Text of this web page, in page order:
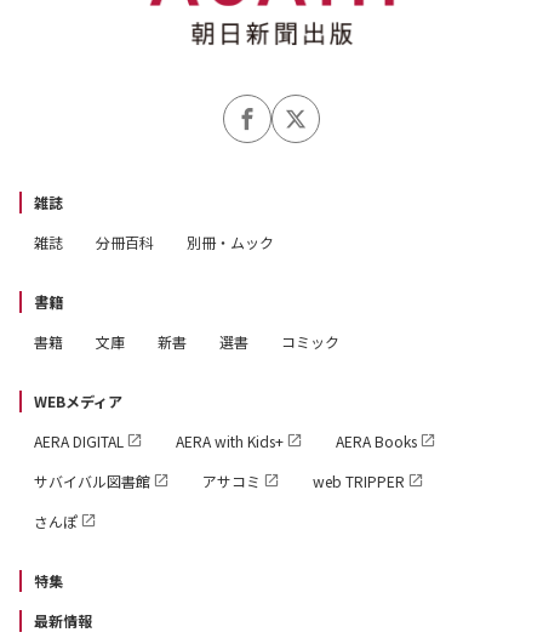
雑誌
雑誌
分冊百科 別冊・ムック
書籍
書籍
文庫 新書 選書 コミック
WEBメディア
AERA DIGITAL
AERA with Kids+
AERA Books
サバイバル図書館
アサコミ
web TRIPPER
さんぽ
特集
最新情報